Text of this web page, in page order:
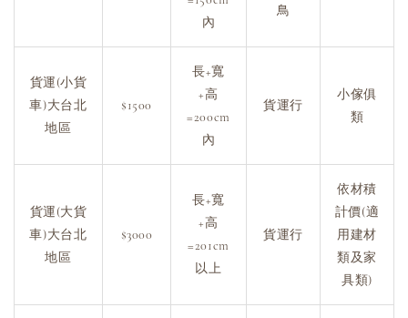
內
鳥
貨運(小貨
車)大台北
地區
$1500
長+寬
+高
=200cm
內
貨運行
小傢俱
類
貨運(大貨
車)大台北
地區
$3000
長+寬
+高
=201cm
以上
貨運行
依材積
計價(適
用建材
類及家
具類)